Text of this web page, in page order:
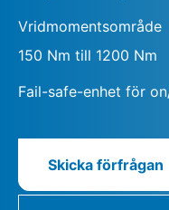
Vridmomentsområde
150 Nm till 1200 Nm
Fail-safe-enhet för
Skicka förfrågan